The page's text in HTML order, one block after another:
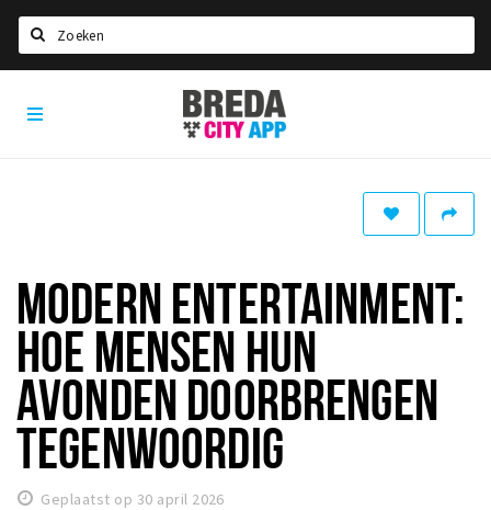
Home
Eten
Drinken
Slapen
Recreatief
Winkels
Breda
City
App
MODERN ENTERTAINMENT:
HOE MENSEN HUN
AVONDEN DOORBRENGEN
TEGENWOORDIG
Geplaatst op 30 april 2026